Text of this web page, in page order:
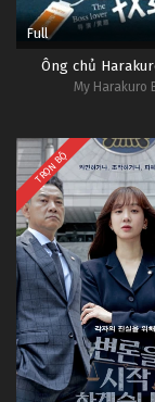
Full
Ông chủ
My Harakuro
TRỌN BỘ